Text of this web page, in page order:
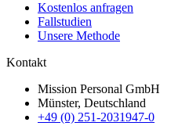
Kostenlos anfragen
Fallstudien
Unsere Methode
Kontakt
Mission Personal GmbH
Münster, Deutschland
+49 (0) 251-2031947-0